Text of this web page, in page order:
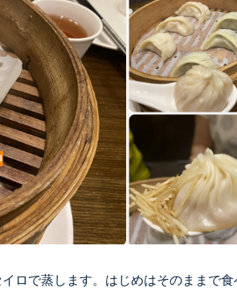
ロで蒸します。はじめはそのままで